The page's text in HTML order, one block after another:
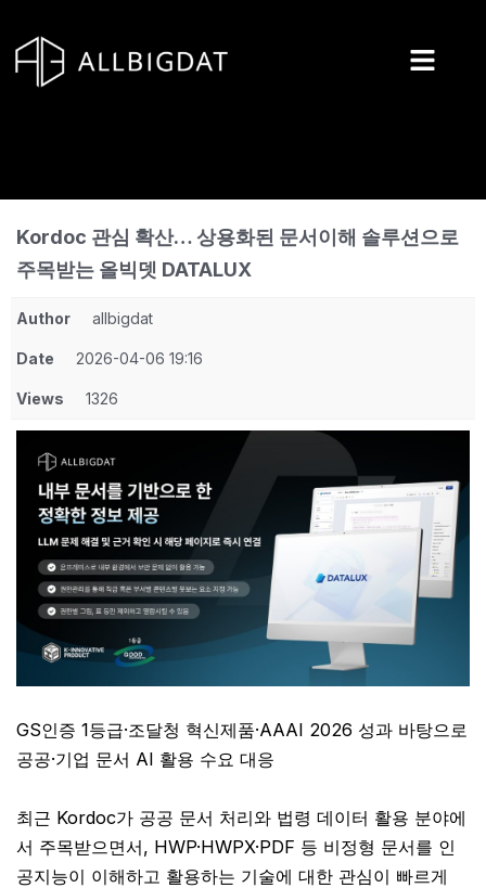
츠
Kordoc 관심 확산… 상용화된 문서이해 솔루션으로
주목받는 올빅뎃 DATALUX
Author allbigdat
Date 2026-04-06 19:16
Views 1326
GS인증 1등급·조달청 혁신제품·AAAI 2026 성과 바탕으로
공공·기업 문서 AI 활용 수요 대응
최근 Kordoc가 공공 문서 처리와 법령 데이터 활용 분야에
서 주목받으면서, HWP·HWPX·PDF 등 비정형 문서를 인
공지능이 이해하고 활용하는 기술에 대한 관심이 빠르게